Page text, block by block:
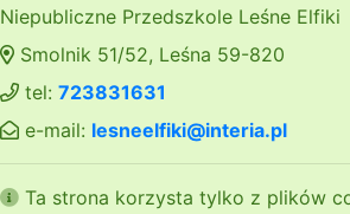
Niepubliczne Przedszkole Leśne Elfiki
Smolnik 51/52, Leśna 59-820
tel: 723831631
e-mail: lesneelfiki@interia.pl
Ta strona korzysta tylko z plików